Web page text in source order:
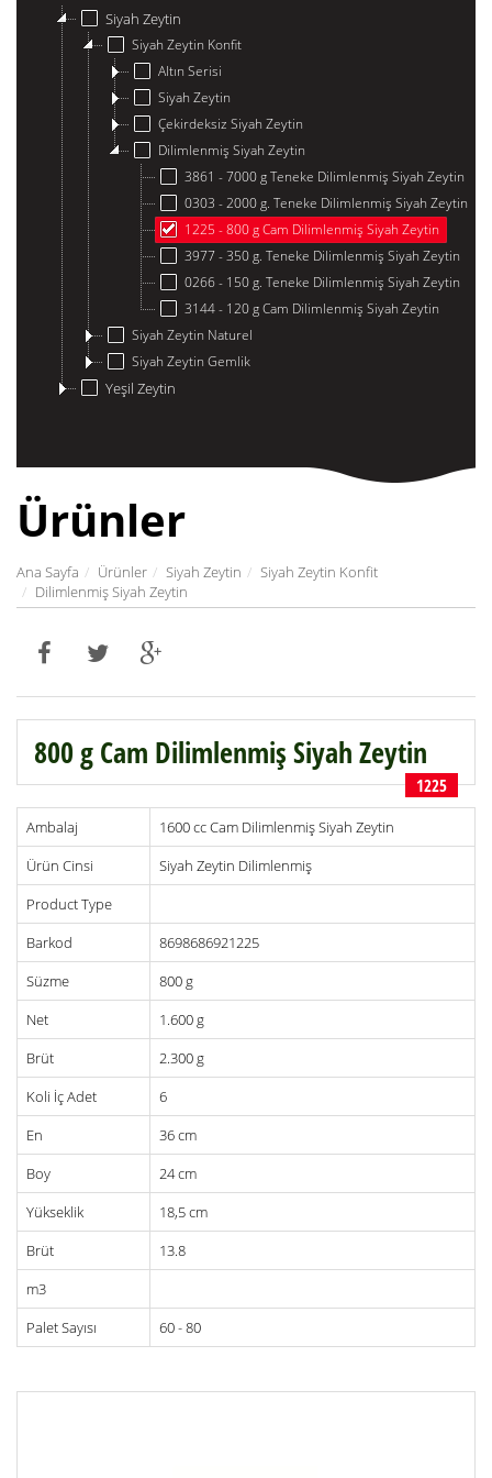
Siyah Zeytin
Siyah Zeytin Konfit
Altın Serisi
Siyah Zeytin
Çekirdeksiz Siyah Zeytin
Dilimlenmiş Siyah Zeytin
3861 - 7000 g Teneke Dilimlenmiş Siyah Zeytin
0303 - 2000 g. Teneke Dilimlenmiş Siyah Zeytin
1225 - 800 g Cam Dilimlenmiş Siyah Zeytin
3977 - 350 g. Teneke Dilimlenmiş Siyah Zeytin
0266 - 150 g. Teneke Dilimlenmiş Siyah Zeytin
3144 - 120 g Cam Dilimlenmiş Siyah Zeytin
Siyah Zeytin Naturel
Siyah Zeytin Gemlik
Yeşil Zeytin
Ürünler
Ana Sayfa Ürünler Siyah Zeytin
Siyah Zeytin Konfit
Dilimlenmiş Siyah Zeytin
800 g Cam Dilimlenmiş Siyah Zeytin
1225
Ambalaj
1600 cc Cam Dilimlenmiş Siyah Zeytin
Ürün Cinsi
Siyah Zeytin Dilimlenmiş
Product Type
Barkod
8698686921225
Süzme
800 g
Net
1.600 g
Brüt
2.300 g
Koli İç Adet
6
En
36 cm
Boy
24 cm
Yükseklik
18,5 cm
Brüt
13.8
m3
Palet Sayısı
60 - 80